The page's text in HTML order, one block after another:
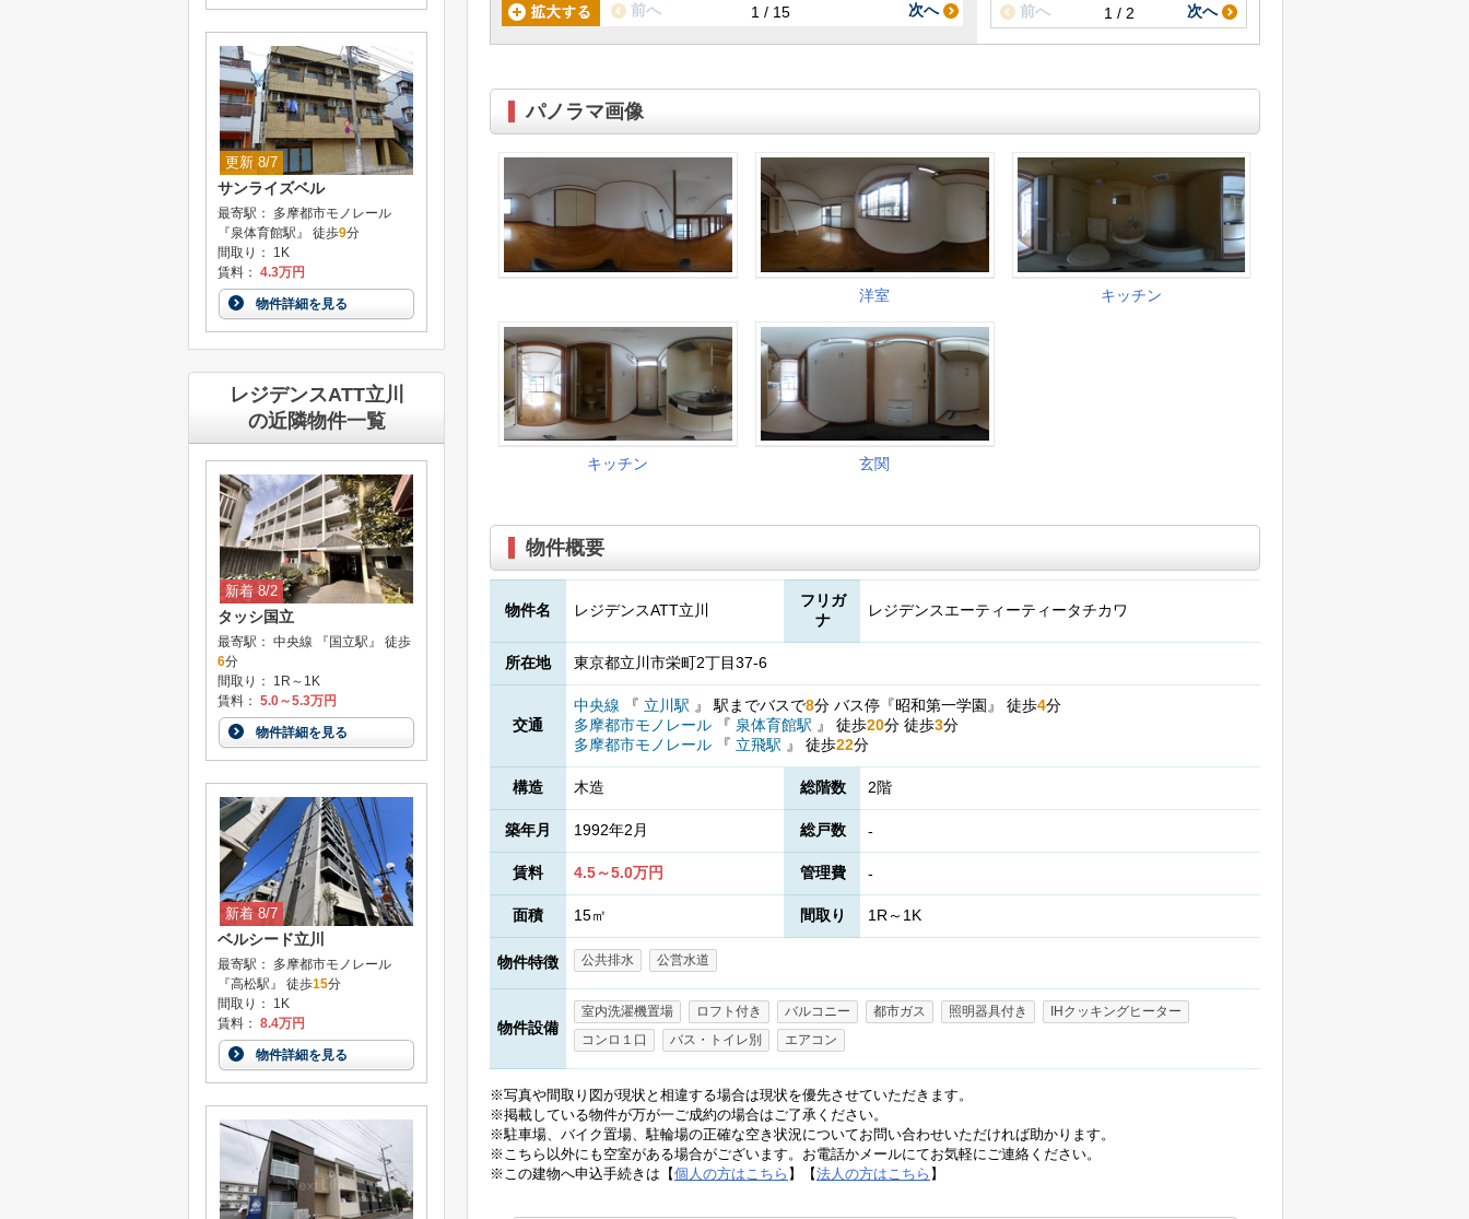
1 / 15
前へ 次へ 1 / 2
前へ 次へ
パノラマ画像
物件概要
物件名 レジデンスATT立川
フリガ
ナ
レジデンスエーティーティータチカワ
所在地 東京都立川市栄町2丁目37-6
交通
中央線 『 立川駅 』 駅までバスで8分 バス停『昭和第一学園』 徒歩4分
多摩都市モノレール
『 泉体育館駅 』 徒歩20分 徒歩3分
多摩都市モノレール
『 立飛駅 』 徒歩22分
構造 木造 総階数 2階
築年月 1992年2月 総戸数 -
賃料 4.5～5.0万円 管理費 -
面積 15㎡ 間取り 1R～1K
物件特徴 公共排水 公営水道
物件設備
室内洗濯機置場 ロフト付き バルコニー 都市ガス 照明器具付き
IHクッキングヒーター
コンロ１口
バス・トイレ別 エアコン
※写真や間取り図が現状と相違する場合は現状を優先させていただきます。
※掲載している物件が万が一ご成約の場合はご了承ください。
※駐車場、バイク置場、駐輪場の正確な空き状況についてお問い合わせいただければ助かります。
※こちら以外にも空室がある場合がございます。お電話かメールにてお気軽にご連絡ください。
※この建物へ申込手続きは【個人の方はこちら 】【法人の方はこちら 】
更新 8/7
サンライズベル
最寄駅： 多摩都市モノレール
『泉体育館駅』 徒歩9分
間取り： 1K
賃料： 4.3万円
物件詳細を見る
レジデンスATT立川
の近隣物件一覧
新着 8/2
タッシ国立
最寄駅： 中央線 『国立駅』 徒歩
6分
間取り： 1R～1K
賃料： 5.0～5.3万円
物件詳細を見る
新着 8/7
ベルシード立川
最寄駅： 多摩都市モノレール
『高松駅』 徒歩15分
間取り： 1K
賃料： 8.4万円
物件詳細を見る